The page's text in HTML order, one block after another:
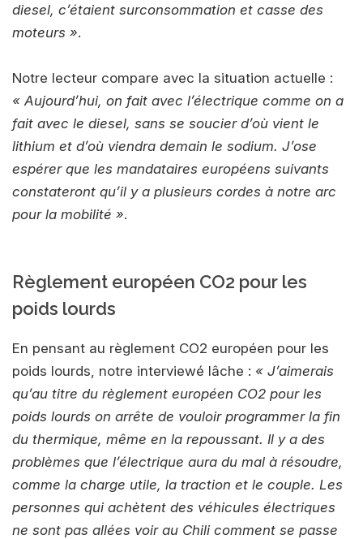
diesel, c’étaient surconsommation et casse des
moteurs ».
Notre lecteur compare avec la situation actuelle :
« Aujourd’hui, on fait avec l’électrique comme on a
fait avec le diesel, sans se soucier d’où vient le
lithium et d’où viendra demain le sodium. J’ose
espérer que les mandataires européens suivants
constateront qu’il y a plusieurs cordes à notre arc
pour la mobilité ».
Règlement européen CO2 pour les
poids lourds
En pensant au règlement CO2 européen pour les
poids lourds, notre interviewé lâche : « J’aimerais
qu’au titre du règlement européen CO2 pour les
poids lourds on arrête de vouloir programmer la fin
du thermique, même en la repoussant. Il y a des
problèmes que l’électrique aura du mal à résoudre,
comme la charge utile, la traction et le couple. Les
personnes qui achètent des véhicules électriques
ne sont pas allées voir au Chili comment se passe